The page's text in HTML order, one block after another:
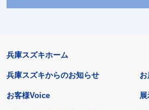
兵庫スズキホーム
兵庫スズキからのお知らせ
お客様Voice